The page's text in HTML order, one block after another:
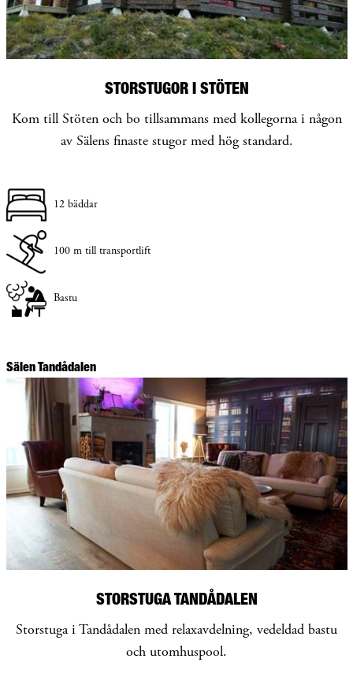
STORSTUGOR I STÖTEN
Kom till Stöten och bo tillsammans med kollegorna i någon
av Sälens finaste stugor med hög standard.
12 bäddar
100 m till transportlift
Bastu
Sälen Tandådalen
STORSTUGA TANDÅDALEN
Storstuga i Tandådalen med relaxavdelning, vedeldad bastu
och utomhuspool.